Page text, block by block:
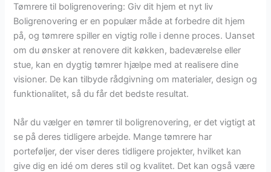
Tømrere til boligrenovering: Giv dit hjem et nyt liv
Boligrenovering er en populær måde at forbedre dit hjem
på, og tømrere spiller en vigtig rolle i denne proces. Uanset
om du ønsker at renovere dit køkken, badeværelse eller
stue, kan en dygtig tømrer hjælpe med at realisere dine
visioner. De kan tilbyde rådgivning om materialer, design og
funktionalitet, så du får det bedste resultat.
Når du vælger en tømrer til boligrenovering, er det vigtigt at
se på deres tidligere arbejde. Mange tømrere har
porteføljer, der viser deres tidligere projekter, hvilket kan
give dig en idé om deres stil og kvalitet. Det kan også være